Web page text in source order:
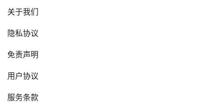
关于我们
隐私协议
免责声明
用户协议
服务条款